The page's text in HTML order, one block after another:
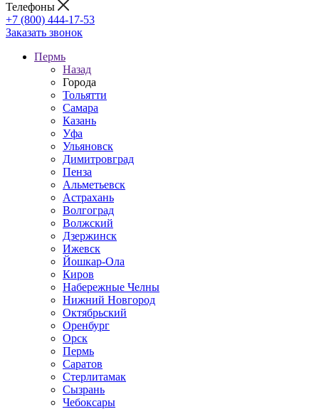
Телефоны
+7 (800) 444-17-53
Заказать звонок
Пермь
Назад
Города
Тольятти
Самара
Казань
Уфа
Ульяновск
Димитровград
Пенза
Альметьевск
Астрахань
Волгоград
Волжский
Дзержинск
Ижевск
Йошкар-Ола
Киров
Набережные Челны
Нижний Новгород
Октябрьский
Оренбург
Орск
Пермь
Саратов
Стерлитамак
Сызрань
Чебоксары